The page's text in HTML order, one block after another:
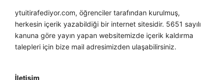
ytuitirafediyor.com, öğrenciler tarafından kurulmuş,
herkesin içerik yazabildiği bir internet sitesidir. 5651 sayılı
kanuna göre yayın yapan websitemizde içerik kaldırma
talepleri için bize mail adresimizden ulaşabilirsiniz.
İletişim